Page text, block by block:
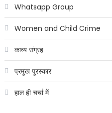
Whatsapp Group
Women and Child Crime
काव्य संग्रह
प्रमुख पुरस्कार
हाल ही चर्चा में